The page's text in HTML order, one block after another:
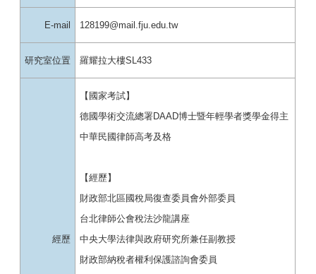
E-mail 128199@mail.fju.edu.tw
研究室位置 羅耀拉大樓SL433
經歷
【國家考試】
德國學術交流總署DAAD博士暨年輕學者獎學金得主
中華民國律師高考及格
【經歷】
財政部北區國稅局復查委員會外部委員
台北律師公會稅法沙龍講座
中央大學法律與政府研究所兼任副教授
財政部納稅者權利保護諮詢會委員